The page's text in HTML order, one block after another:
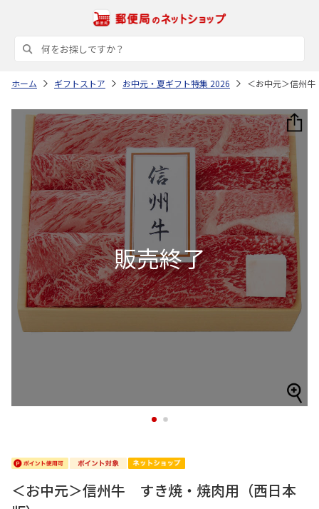
ホーム ギフトストア お中元・夏ギフト特集 2026 ＜お中元＞信州
1 2
＜お中元＞信州牛 すき焼・焼肉用（西日本